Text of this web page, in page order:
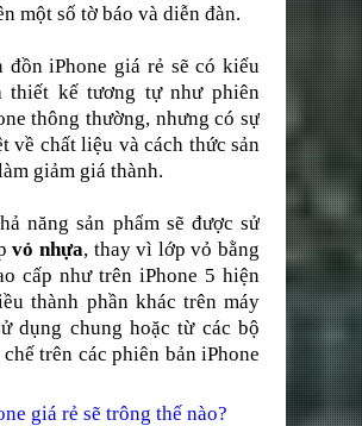
một số tờ báo và diễn đàn.
đồn iPhone giá rẻ sẽ có kiểu
thiết kế tương tự như phiên
thông thường, nhưng có sự
về chất liệu và cách thức sản
giảm giá thành.
năng sản phẩm sẽ được sử
vỏ nhựa, thay vì lớp vỏ bằng
cấp như trên iPhone 5 hiện
thành phần khác trên máy
dụng chung hoặc từ các bộ
trên các phiên bản iPhone
giá rẻ sẽ trông thế nào?